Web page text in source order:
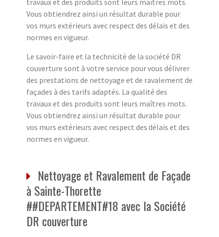
Vous obtiendrez ainsi un résultat durable pour
vos murs extérieurs avec respect des délais et des
normes en vigueur.
Le savoir-faire et la technicité de la société DR
couverture sont à votre service pour vous délivrer
des prestations de nettoyage et de ravalement de
façades à des tarifs adaptés. La qualité des
travaux et des produits sont leurs maîtres mots.
Vous obtiendrez ainsi un résultat durable pour
vos murs extérieurs avec respect des délais et des
normes en vigueur.
Nettoyage et Ravalement de Façade
à Sainte-Thorette
##DEPARTEMENT#18 avec la Société
DR couverture